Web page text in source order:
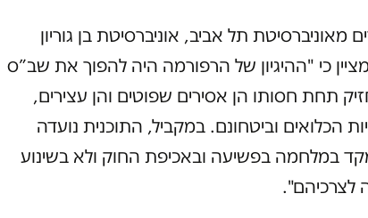
תל אביב, אוניברסיטת בן גוריון
כי "ההיגיון של הרפורמה היה להפוך את שב”ס
תחת חסותו הן אסירים שפוטים והן עצירים,
הכלואים וביטחונם. במקביל, התוכנית נועדה
במלחמה בפשיעה ובאכיפת החוק ולא בשינוע
לצרכיהם".